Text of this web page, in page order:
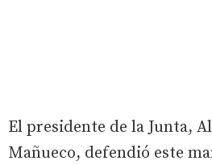
El presidente de la Junta,
Mañueco, defendió este